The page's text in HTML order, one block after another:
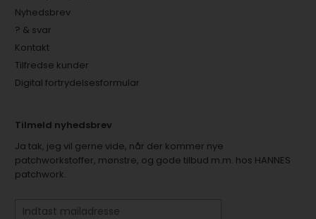
Nyhedsbrev
? & svar
Kontakt
Tilfredse kunder
Digital fortrydelsesformular
Tilmeld nyhedsbrev
Ja tak, jeg vil gerne vide, når der kommer nye
patchworkstoffer, mønstre, og gode tilbud m.m. hos HANNES
patchwork.